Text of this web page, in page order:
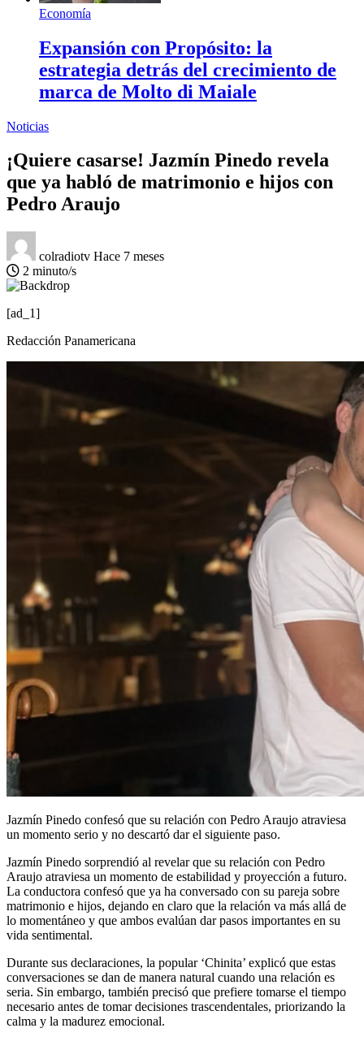
Economía
Expansión con Propósito: la
estrategia detrás del crecimiento de
marca de Molto di Maiale
Noticias
¡Quiere casarse! Jazmín Pinedo revela
que ya habló de matrimonio e hijos con
Pedro Araujo
colradiotv Hace 7 meses
2 minuto/s
[ad_1]
Redacción Panamericana
Jazmín Pinedo confesó que su relación con Pedro Araujo atraviesa
un momento serio y no descartó dar el siguiente paso.
Jazmín Pinedo sorprendió al revelar que su relación con Pedro
Araujo atraviesa un momento de estabilidad y proyección a futuro.
La conductora confesó que ya ha conversado con su pareja sobre
matrimonio e hijos, dejando en claro que la relación va más allá de
lo momentáneo y que ambos evalúan dar pasos importantes en su
vida sentimental.
Durante sus declaraciones, la popular ‘Chinita’ explicó que estas
conversaciones se dan de manera natural cuando una relación es
seria. Sin embargo, también precisó que prefiere tomarse el tiempo
necesario antes de tomar decisiones trascendentales, priorizando la
calma y la madurez emocional.